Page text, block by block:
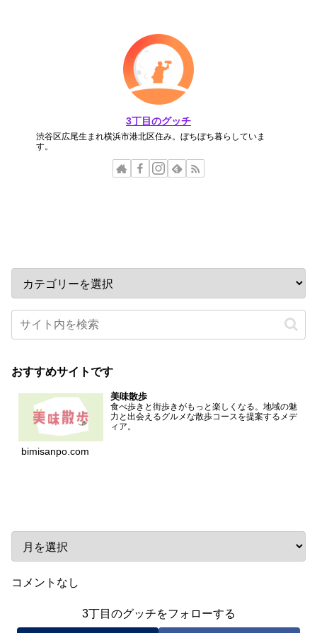
3丁目のグッチ
渋谷区広尾生まれ横浜市港北区住み。ぼちぼち暮らしていま
す。
おすすめサイトです
美味散歩
食べ歩きと街歩きがもっと楽しくなる。地域の魅
力と出会えるグルメな散歩コースを提案するメデ
ィア。
bimisanpo.com
コメントなし
3丁目のグッチをフォローする